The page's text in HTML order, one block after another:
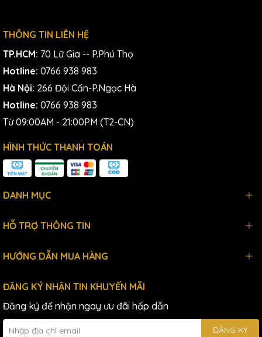
THÔNG TIN LIÊN HỆ
TP.HCM: 70 Lữ Gia -- P.Phú Thọ
Hotline: 0766 938 983
Hà Nội: 266 Đội Cấn-P.Ngọc Hà
Hotline: 0766 938 983
Từ 09:00AM - 21:00PM (T2-CN)
HÌNH THỨC THANH TOÁN
DANH MỤC
HỖ TRỢ THÔNG TIN
HƯỚNG DẪN MUA HÀNG
ĐĂNG KÝ NHẬN TIN KHUYẾN MÃI
Đăng ký để nhận ngay ưu đãi hấp dẫn
ĐĂNG KÝ